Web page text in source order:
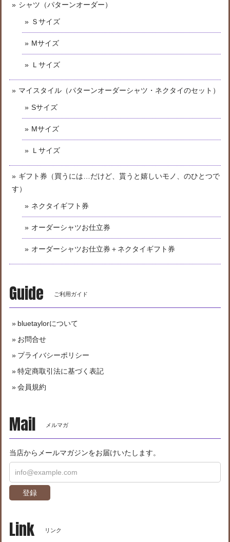
シャツ（パターンオーダー）
Ｓサイズ
Mサイズ
Ｌサイズ
マイスタイル（パターンオーダーシャツ・ネクタイのセット）
Sサイズ
Mサイズ
Ｌサイズ
ギフト券（買うには…だけど、貰うと嬉しいモノ、のひとつで
す）
ネクタイギフト券
オーダーシャツお仕立券
オーダーシャツお仕立券＋ネクタイギフト券
Guide ご利用ガイド
bluetaylorについて
お問合せ
プライバシーポリシー
特定商取引法に基づく表記
会員規約
Mail メルマガ
当店からメールマガジンをお届けいたします。
登録
Link リンク